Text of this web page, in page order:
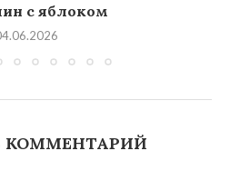
с яблоком
КОММЕНТАРИЙ